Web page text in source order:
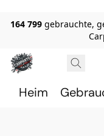
164 799 gebrauchte,
Heim